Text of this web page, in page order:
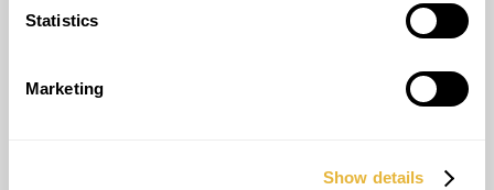
Statistics
Marketing
Show details